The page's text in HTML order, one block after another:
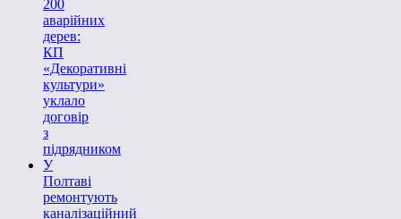
200
аварійних
дерев:
КП
«Декоративні
культури»
уклало
договір
з
підрядником
У
Полтаві
ремонтують
каналізаційний